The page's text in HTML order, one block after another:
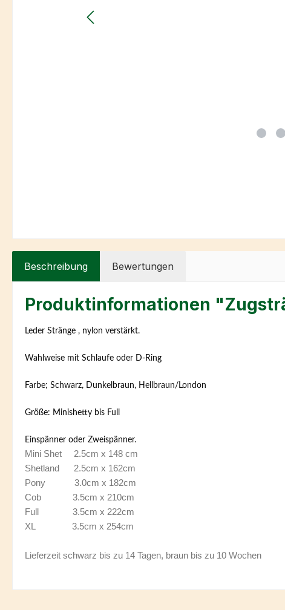
Beschreibung Bewertungen
Produktinformationen
Leder Stränge , nylon verstärkt.
Wahlweise mit Schlaufe oder D-Ring
Farbe; Schwarz, Dunkelbraun, Hellbraun/London
Größe: Minishetty bis Full
Einspänner oder Zweispänner.
Mini Shet 2.5cm x 148 cm
Shetland 2.5cm x 162cm
Pony 3.0cm x 182cm
Cob 3.5cm x 210cm
Full 3.5cm x 222cm
XL 3.5cm x 254cm
Lieferzeit schwarz bis zu 14 Tagen, braun bis zu 10 Wochen